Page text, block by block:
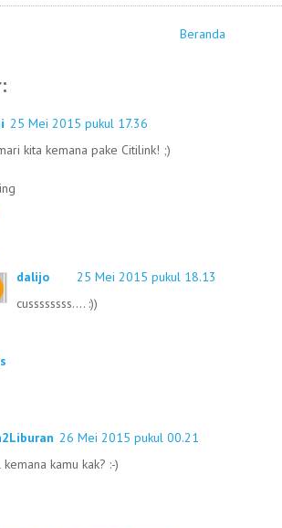
Beranda
25 Mei 2015 pukul 17.36
kita kemana pake Citilink! ;)
dalijo
25 Mei 2015 pukul 18.13
cussssssss.... :))
26 Mei 2015 pukul 00.21
kamu kak? :-)